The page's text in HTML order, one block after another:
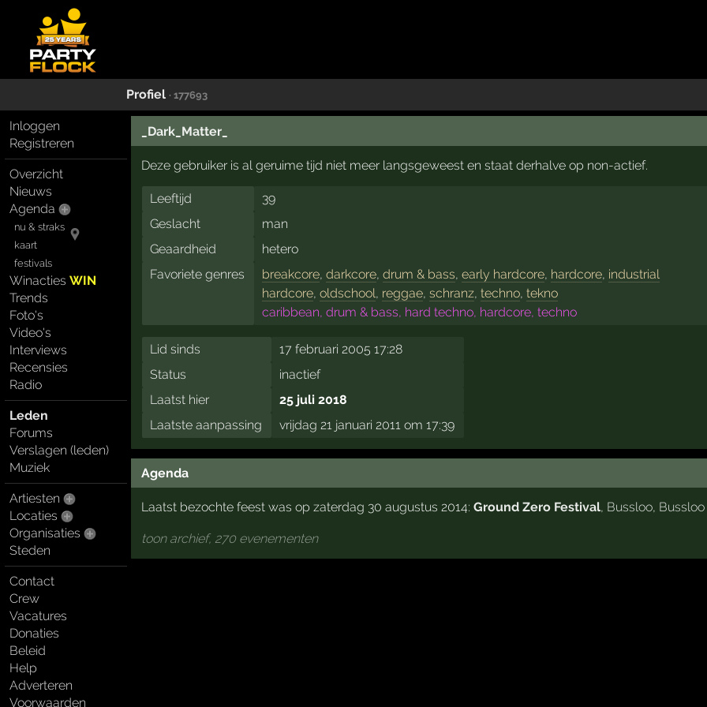
Profiel · 177693
Inloggen
Registreren
Overzicht
Nieuws
Agenda
nu & straks
kaart
festivals
WinactiesWIN
Trends
Foto's
Video's
Interviews
Recensies
Radio
Leden
Forums
Verslagen (leden)
Muziek
Artiesten
Locaties
Organisaties
Steden
Contact
Crew
Vacatures
Donaties
Beleid
Help
Adverteren
Voorwaarden
_Dark_Matter_
Deze gebruiker is al geruime tijd niet meer langsgeweest en staat derhalve op non-actief.
Leeftijd
39
Geslacht
man
Geaardheid
hetero
Favoriete genres
breakcore,darkcore,drum & bass,early hardcore, hardcore, industrial
hardcore,oldschool, reggae,schranz,techno,tekno
caribbean, drum & bass, hard techno, hardcore, techno
Lid sinds
17 februari 2005 17:28
Status
inactief
Laatst hier
25 juli 2018
Laatste aanpassing
vrijdag 21 januari 2011 om 17:39
Agenda
Laatst bezochte feest was op zaterdag 30 augustus 2014: Ground Zero Festival, Bussloo, Bussloo
toon archief, 270 evenementen